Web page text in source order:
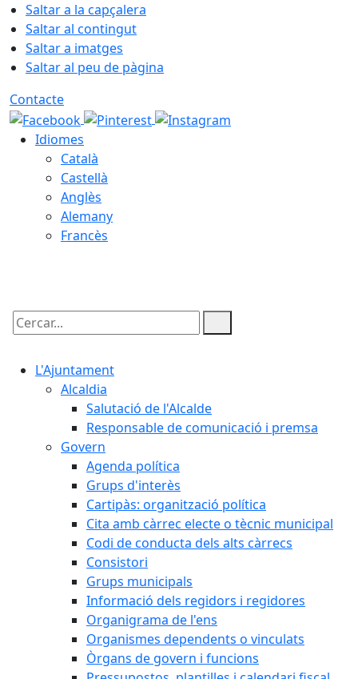
Saltar a la capçalera
Saltar al contingut
Saltar a imatges
Saltar al peu de pàgina
Contacte
Idiomes
Català
Castellà
Anglès
Alemany
Francès
Cercar:
L'Ajuntament
Alcaldia
Salutació de l'Alcalde
Responsable de comunicació i premsa
Govern
Agenda política
Grups d'interès
Cartipàs: organització política
Cita amb càrrec electe o tècnic municipal
Codi de conducta dels alts càrrecs
Consistori
Grups municipals
Informació dels regidors i regidores
Organigrama de l'ens
Organismes dependents o vinculats
Òrgans de govern i funcions